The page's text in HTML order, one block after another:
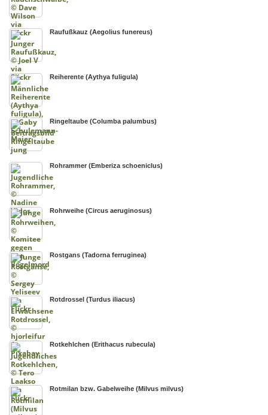
Raufußkauz (Aegolius funereus)
Reiherente (Aythya fuligula)
Ringeltaube (Columba palumbus)
Rohrammer (Emberiza schoeniclus)
Rohrweihe (Circus aeruginosus)
Rostgans (Tadorna ferruginea)
Rotdrossel (Turdus iliacus)
Rotkehlchen (Erithacus rubecula)
Rotmilan bzw. Gabelweihe (Milvus milvus)